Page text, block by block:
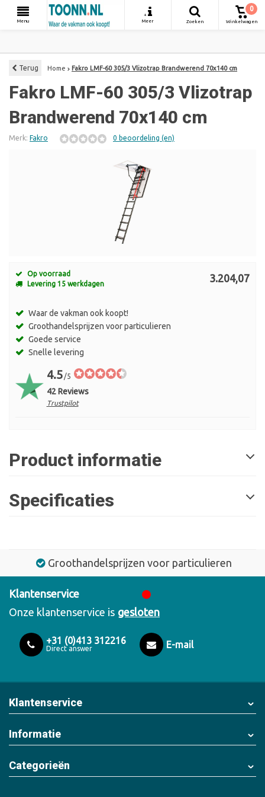
Menu
+
Meer
Zoeken
0
Winkelwagen
Terug Home Fakro LMF-60 305/3 Vlizotrap Brandwerend 70x140 cm
Fakro LMF-60 305/3 Vlizotrap
Brandwerend 70x140 cm
Merk: Fakro 0 beoordeling (en)
Op voorraad
Levering 15 werkdagen
3.204,07
Waar de vakman ook koopt!
Groothandelsprijzen voor particulieren
Goede service
Snelle levering
4.5 /5
42 Reviews
Trustpilot
Product informatie
Specificaties
Groothandelsprijzen voor particulieren
Klantenservice
Onze klantenservice is gesloten
+31 (0)413 312216
Direct answer E-mail
Klantenservice
Informatie
Categorieën